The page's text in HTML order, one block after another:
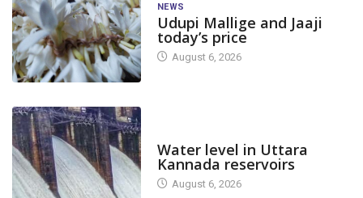
NEWS
Udupi Mallige and Jaaji
today’s price
August 6, 2026
Water level in Uttara
Kannada reservoirs
August 6, 2026